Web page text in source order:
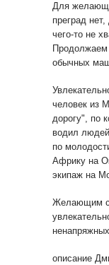
Для
преград
чего-то не
Продолжаем
обычных
человек из
дорогу", по
водил
по
Африку на
экипаж на
Желающим
описание